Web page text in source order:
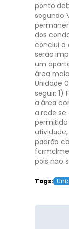
ponto
segundo
dos
conclui o
serão
um
área
Unidade
seguir: 1)
a área
a rede
permitido
padrão
pois não
Tags: